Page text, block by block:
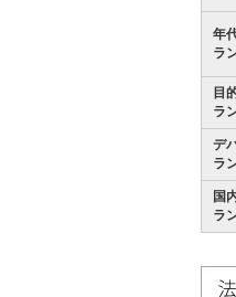
年
ラ
目
ラ
デ
ラ
国
ラ